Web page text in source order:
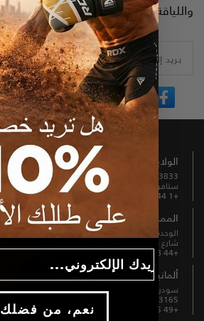
واللياقة البدنية، مع رمز خصم بنسبة 10%.
بريد إلكتروني
الولايات المتحدة الأمريكية
13833 شمال شارع بروميناد رقم 100
ستافورد، تكساس 77477، الولايات المتحدة الأمريكية
+1 844 739 8326
المملكة المتحدة
الوحدة B3 والعُلّية، مطحنة فيرنهيل،
شارع هورنبي، بوري، إنجلترا، BL9 5BL
+44 808 189 4444
ألمانيا
سودرينج 1-5
63165 مولهايم أم ماين، ألمانيا
+49 6175 6514902 !نعم، من فضلك